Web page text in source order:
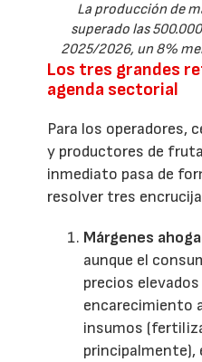
La producción de
superado las
2025/2026, un 8%
Los tres grandes
agenda sectorial
Para los operadores,
y productores de
inmediato pasa de
resolver tres
Márgenes
aunque el
precios
encarecimiento
insumos
principalmente),